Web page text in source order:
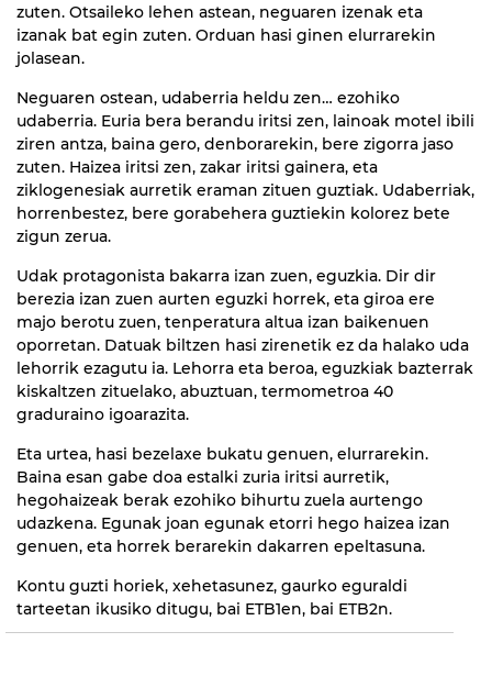
zuten. Otsaileko lehen astean, neguaren izenak eta
izanak bat egin zuten. Orduan hasi ginen elurrarekin
jolasean.
Neguaren ostean, udaberria heldu zen… ezohiko
udaberria. Euria bera berandu iritsi zen, lainoak motel ibili
ziren antza, baina gero, denborarekin, bere zigorra jaso
zuten. Haizea iritsi zen, zakar iritsi gainera, eta
ziklogenesiak aurretik eraman zituen guztiak. Udaberriak,
horrenbestez, bere gorabehera guztiekin kolorez bete
zigun zerua.
Udak protagonista bakarra izan zuen, eguzkia. Dir dir
berezia izan zuen aurten eguzki horrek, eta giroa ere
majo berotu zuen, tenperatura altua izan baikenuen
oporretan. Datuak biltzen hasi zirenetik ez da halako uda
lehorrik ezagutu ia. Lehorra eta beroa, eguzkiak bazterrak
kiskaltzen zituelako, abuztuan, termometroa 40
graduraino igoarazita.
Eta urtea, hasi bezelaxe bukatu genuen, elurrarekin.
Baina esan gabe doa estalki zuria iritsi aurretik,
hegohaizeak berak ezohiko bihurtu zuela aurtengo
udazkena. Egunak joan egunak etorri hego haizea izan
genuen, eta horrek berarekin dakarren epeltasuna.
Kontu guzti horiek, xehetasunez, gaurko eguraldi
tarteetan ikusiko ditugu, bai ETB1en, bai ETB2n.